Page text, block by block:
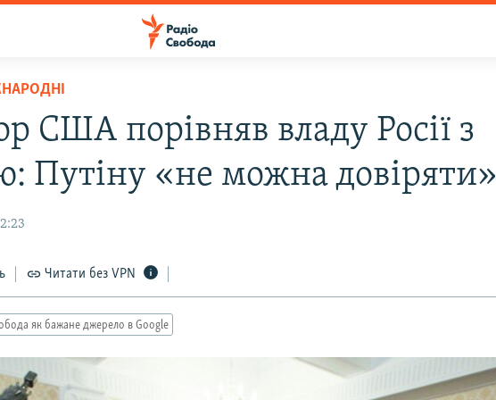
США порівняв владу Росії з
Путіну «не можна довіряти»
Читати без VPN
як бажане джерело в Google